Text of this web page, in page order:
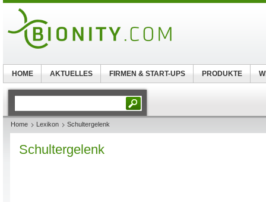
Home Lexikon Schultergelenk
Schultergelenk
HOME AKTUELLES FIRMEN & START-UPS PRODUKTE